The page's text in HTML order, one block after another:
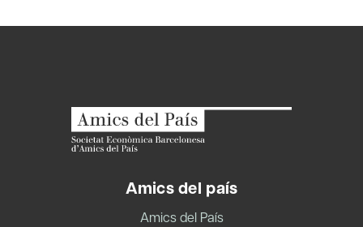
Amics del país
Amics del País